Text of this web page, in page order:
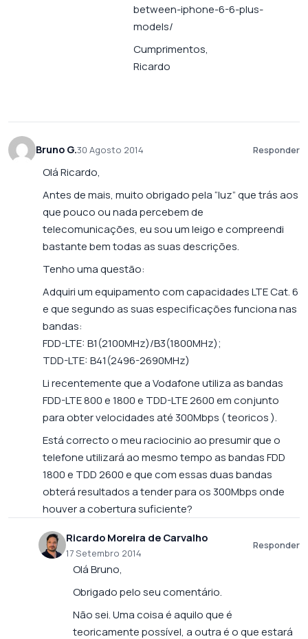
between-iphone-6-6-plus-
models/
Cumprimentos,
Ricardo
Bruno G.30 Agosto 2014 Responder
Olá Ricardo,
Antes de mais, muito obrigado pela “luz” que trás aos
que pouco ou nada percebem de
telecomunicações, eu sou um leigo e compreendi
bastante bem todas as suas descrições.
Tenho uma questão:
Adquiri um equipamento com capacidades LTE Cat. 6
e que segundo as suas especificações funciona nas
bandas:
FDD-LTE: B1(2100MHz)/B3(1800MHz);
TDD-LTE: B41(2496-2690MHz)
Li recentemente que a Vodafone utiliza as bandas
FDD-LTE 800 e 1800 e TDD-LTE 2600 em conjunto
para obter velocidades até 300Mbps ( teoricos ).
Está correcto o meu raciocinio ao presumir que o
telefone utilizará ao mesmo tempo as bandas FDD
1800 e TDD 2600 e que com essas duas bandas
obterá resultados a tender para os 300Mbps onde
houver a cobertura suficiente?
Ricardo Moreira de Carvalho
17 Setembro 2014
Responder
Olá Bruno,
Obrigado pelo seu comentário.
Não sei. Uma coisa é aquilo que é
teoricamente possível, a outra é o que estará